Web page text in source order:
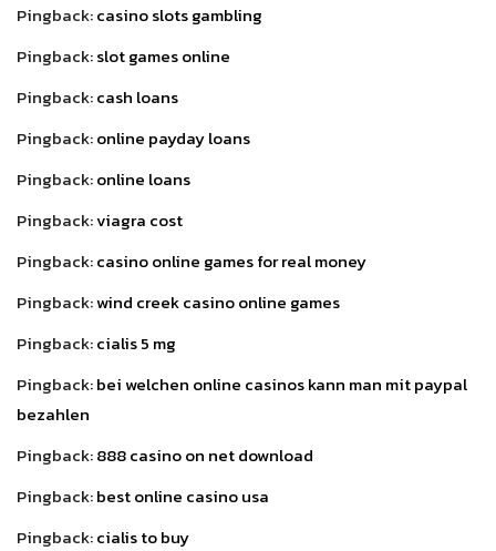
Pingback:casino slots gambling
Pingback:slot games online
Pingback:cash loans
Pingback:online payday loans
Pingback:online loans
Pingback:viagra cost
Pingback:casino online games for real money
Pingback:wind creek casino online games
Pingback:cialis 5 mg
Pingback:bei welchen online casinos kann man mit paypal
bezahlen
Pingback:888 casino on net download
Pingback:best online casino usa
Pingback:cialis to buy